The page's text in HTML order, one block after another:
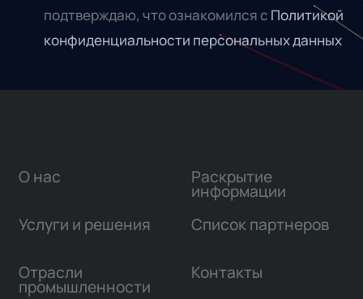
подтверждаю, что ознакомился с Политикой
конфиденциальности персональных данных
О нас
Услуги и решения
Отрасли
промышленности
Раскрытие
информации
Список партнеров
Контакты